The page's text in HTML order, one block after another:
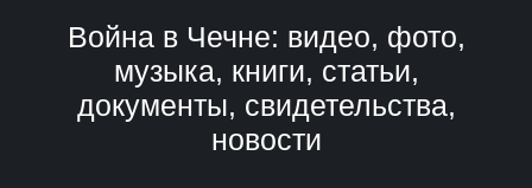
Война в Чечне: видео, фото,
музыка, книги, статьи,
документы, свидетельства,
новости